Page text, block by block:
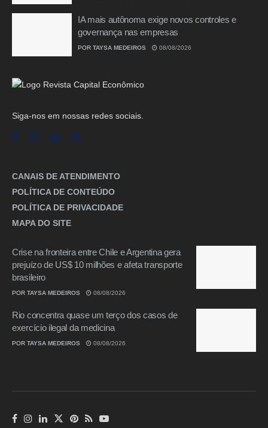
IA mais autônoma exige novos controles e
governança nas empresas
POR TAYSA MEDEIROS 08/08/2026
Siga-nos em nossas redes sociais.
CANAIS DE ATENDIMENTO
POLÍTICA DE CONTEÚDO
POLÍTICA DE PRIVACIDADE
MAPA DO SITE
Crise na fronteira entre Chile e Argentina gera
prejuízo de US$ 10 milhões e afeta transporte
brasileiro
POR TAYSA MEDEIROS 08/08/2026
Rio concentra quase um terço dos casos de
exercício ilegal da medicina
POR TAYSA MEDEIROS 08/08/2026